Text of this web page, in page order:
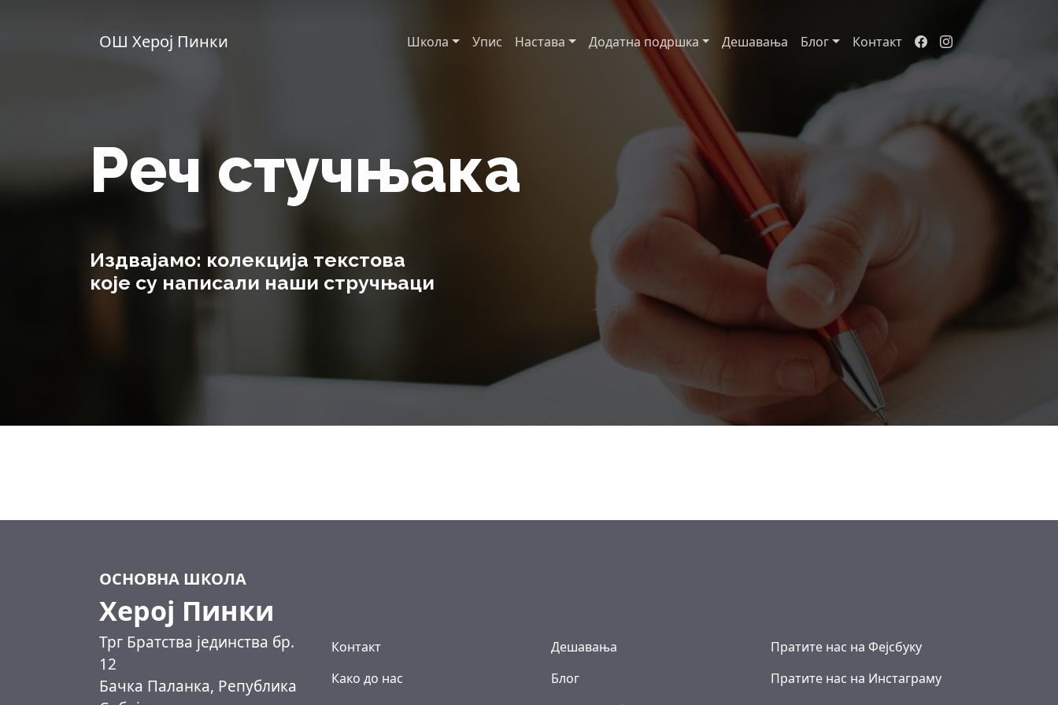
ОШ Херој Пинки Школа Упис Настава Додатна подршка Дешавања Блог Контакт
Реч стучњака
Издвајамо: колекција текстова
које су написали наши стручњаци
ОСНОВНА ШКОЛА
Херој Пинки
Трг Братства јединства бр.
12
Бачка Паланка, Република
Контакт
Како до нас
Дешавања
Блог
Пратите нас на Фејсбуку
Пратите нас на Инстаграму